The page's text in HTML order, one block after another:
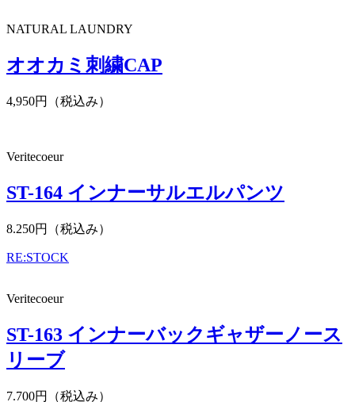
NATURAL LAUNDRY
オオカミ刺繍CAP
4,950円（税込み）
Veritecoeur
ST-164 インナーサルエルパンツ
8.250円（税込み）
RE:STOCK
Veritecoeur
ST-163 インナーバックギャザーノース
リーブ
7.700円（税込み）